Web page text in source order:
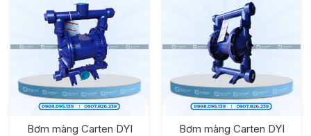
Bơm màng Carten DYI
Bơm màng Carten DYI